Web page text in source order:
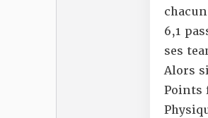
6,1
ses
Alors
Points